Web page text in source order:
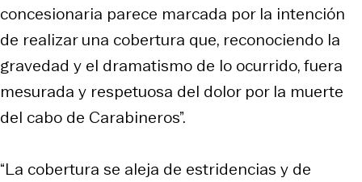
concesionaria parece marcada por la intención
de realizar una cobertura que, reconociendo la
gravedad y el dramatismo de lo ocurrido, fuera
mesurada y respetuosa del dolor por la muerte
del cabo de Carabineros”.
“La cobertura se aleja de estridencias y de